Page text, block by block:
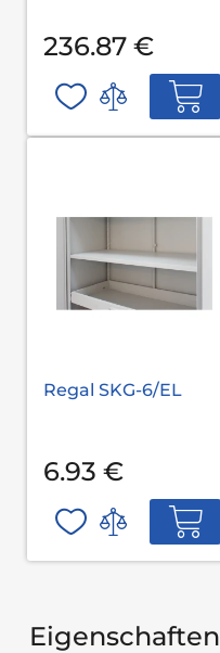
236.87 €
Regal SKG-6/EL
6.93 €
Eigenschaften